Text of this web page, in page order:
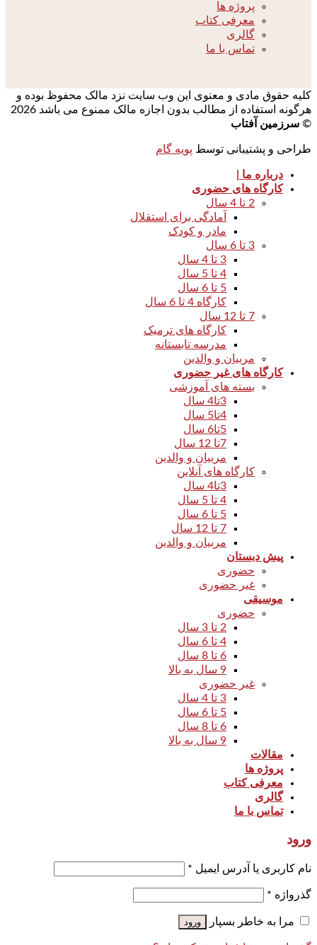
پروژه ها
معرفی کتاب
گالری
تماس با ما
کلیه حقوق مادی و معنوی این وب سایت نزد مالک محفوظ بوده و
هرگونه استفاده از مطالب بدون اجازه مالک ممنوع می باشد 2026
© سرزمین آفتاب
طراحی و پشتیبانی توسط پویه گام
درباره ما |
کارگاه های حضوری
2 تا 4 سال
آمادگی برای استقلال
مادر و کودک
3 تا 6 سال
3 تا 4 سال
4 تا 5 سال
5 تا 6 سال
کارگاه 4 تا 6 سال
7 تا 12 سال
کارگاه های ترمیک
مدرسه تابستانه
مربیان و والدین
کارگاه های غیر حضوری
بسته های آموزشی
3تا4 سال
4تا5 سال
5تا6 سال
7تا 12 سال
مربیان و والدین
کارگاه های آنلاین
3تا4 سال
4 تا 5 سال
5 تا 6 سال
7 تا 12 سال
مربیان و والدین
پیش دبستان
حضوری
غیر حضوری
موسیقی
حضوری
2 تا 3 سال
4 تا 6 سال
6 تا 8 سال
9 سال به بالا
غیر حضوری
3 تا 4 سال
5 تا 6 سال
6 تا 8 سال
9 سال به بالا
مقالات
پروژه ها
معرفی کتاب
گالری
تماس با ما
ورود
نام کاربری یا آدرس ایمیل *
گذرواژه *
مرا به خاطر بسپار ورود